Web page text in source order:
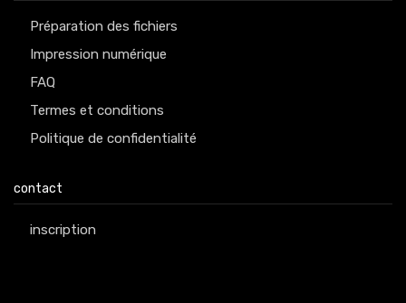
Préparation des fichiers
Impression numérique
FAQ
Termes et conditions
Politique de confidentialité
contact
inscription